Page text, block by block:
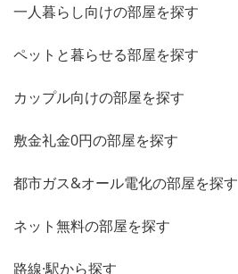
一人暮らし向けの部屋を探す
ペットと暮らせる部屋を探す
カップル向けの部屋を探す
敷金礼金0円の部屋を探す
都市ガス&オール電化の部屋を探す
ネット無料の部屋を探す
路線·駅から探す